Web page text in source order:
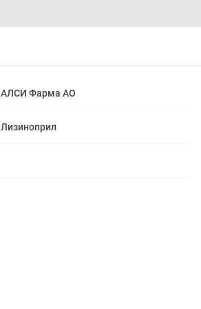
АЛСИ Фарма АО
Лизиноприл